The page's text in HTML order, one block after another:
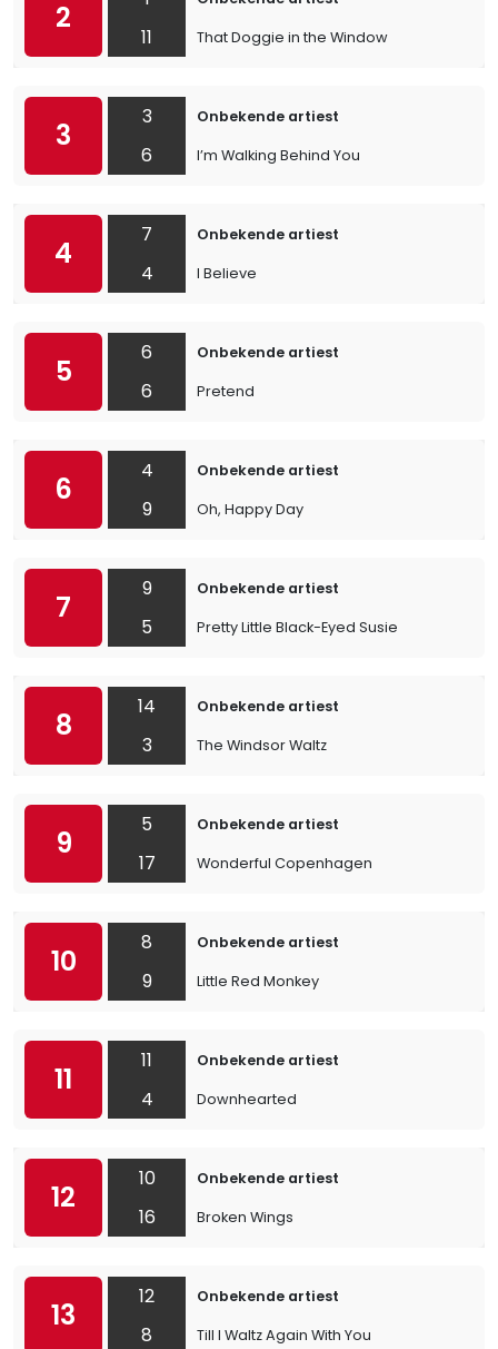
2
11
That Doggie in the Window
3
3
6
Onbekende artiest
I’m Walking Behind You
4
7
4
Onbekende artiest
I Believe
5
6
6
Onbekende artiest
Pretend
6
4
9
Onbekende artiest
Oh, Happy Day
7
9
5
Onbekende artiest
Pretty Little Black-Eyed Susie
8
14
3
Onbekende artiest
The Windsor Waltz
9
5
17
Onbekende artiest
Wonderful Copenhagen
10
8
9
Onbekende artiest
Little Red Monkey
11
11
4
Onbekende artiest
Downhearted
12
10
16
Onbekende artiest
Broken Wings
13
12
8
Onbekende artiest
Till I Waltz Again With You